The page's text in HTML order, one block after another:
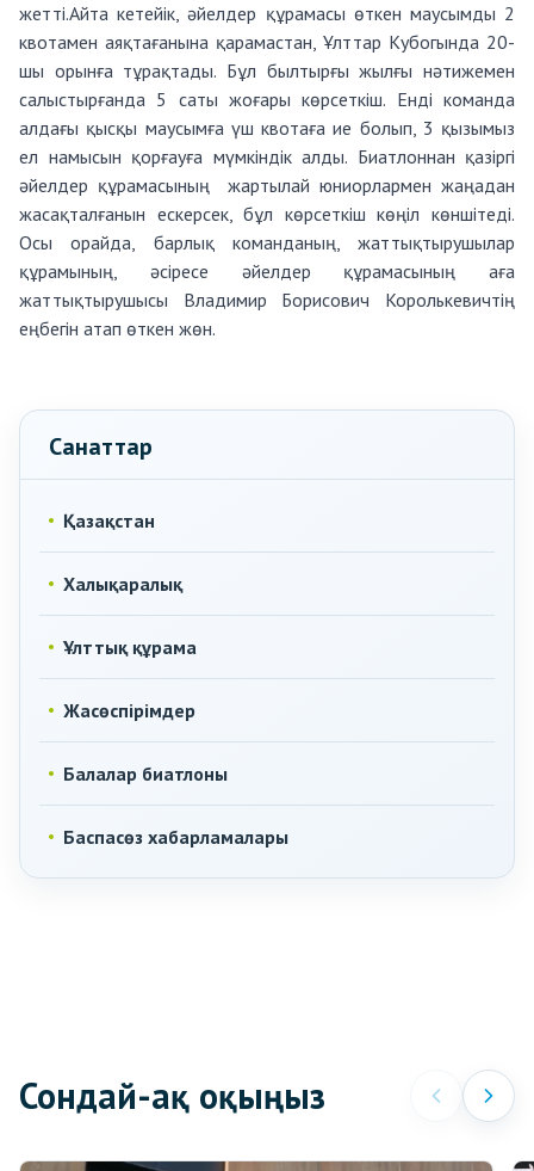
жетті.Айта кетейік, әйелдер құрамасы өткен маусымды 2
квотамен аяқтағанына қарамастан, Ұлттар Кубогында 20-
шы орынға тұрақтады. Бұл былтырғы жылғы нәтижемен
салыстырғанда 5 саты жоғары көрсеткіш. Енді команда
алдағы қысқы маусымға үш квотаға ие болып, 3 қызымыз
ел намысын қорғауға мүмкіндік алды. Биатлоннан қазіргі
әйелдер құрамасының жартылай юниорлармен жаңадан
жасақталғанын ескерсек, бұл көрсеткіш көңіл көншітеді.
Осы орайда, барлық команданың, жаттықтырушылар
құрамының, әсіресе әйелдер құрамасының аға
жаттықтырушысы Владимир Борисович Королькевичтің
еңбегін атап өткен жөн.
Санаттар
Қазақстан
Халықаралық
Ұлттық құрама
Жасөспірімдер
Балалар биатлоны
Баспасөз хабарламалары
Сондай-ақ оқыңыз